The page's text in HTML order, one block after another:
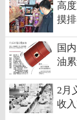
高
摸
国
油
2月
收